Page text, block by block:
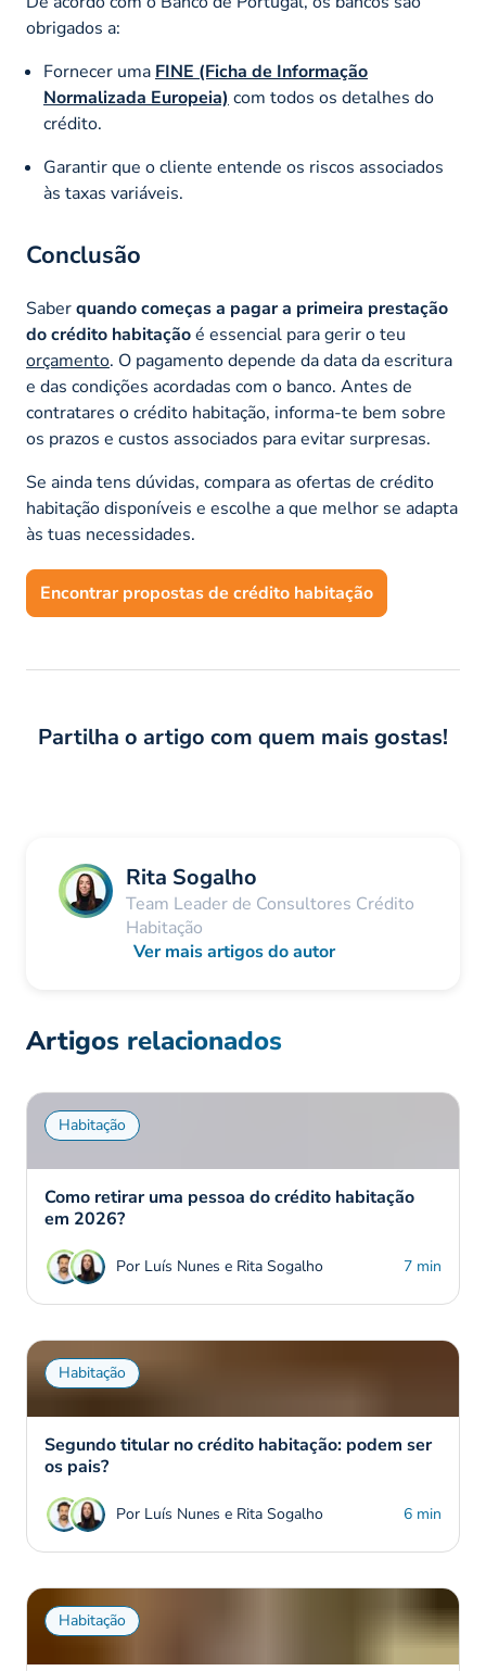
obrigados a:
Fornecer uma FINE (Ficha de Informação
Normalizada Europeia) com todos os detalhes do
crédito.
Garantir que o cliente entende os riscos associados
às taxas variáveis.
Conclusão
Saberquando começas a pagar a primeira prestação
do crédito habitaçãoé essencial para gerir o teu
orçamento. O pagamento depende da data da escritura
e das condições acordadas com o banco. Antes de
contratares o crédito habitação, informa-te bem sobre
os prazos e custos associados para evitar surpresas.
Se ainda tens dúvidas, compara as ofertas de crédito
habitação disponíveis e escolhe a que melhor se adapta
às tuas necessidades.
Encontrar propostas de crédito habitação
Partilha o artigo com quem mais gostas!
Rita Sogalho
Team Leader de Consultores Crédito
Habitação
Ver mais artigos do autor
Artigos relacionados
Habitação
Como retirar uma pessoa do crédito habitação
em 2026?
Por Luís Nunes e Rita Sogalho 7 min
Habitação
Segundo titular no crédito habitação: podem ser
os pais?
Por Luís Nunes e Rita Sogalho 6 min
Habitação